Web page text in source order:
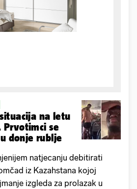
na letu
Prvotimci se
donje rublje
natjecanju debitirati
iz Kazahstana kojoj
izgleda za prolazak u